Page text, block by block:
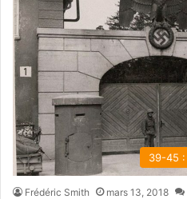
39-45
Frédéric Smith mars 13, 2018